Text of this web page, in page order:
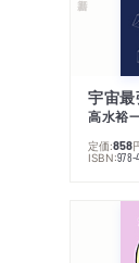
宇宙
高水裕
定価:858
ISBN: